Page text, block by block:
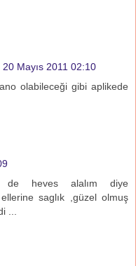
20 Mayıs 2011 02:10
olabileceği gibi aplikede
de heves alalım diye
saglık ,güzel olmuş
...